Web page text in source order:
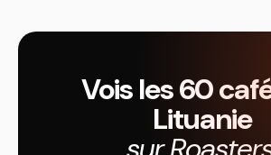
Vois les 60
Lituanie